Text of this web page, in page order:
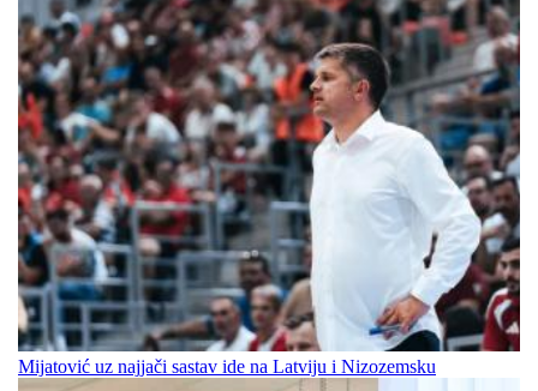
Mijatović uz najjači sastav ide na Latviju i Nizozemsku